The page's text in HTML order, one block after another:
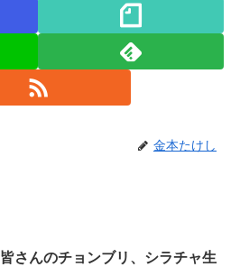
金本たけし
皆さんのチョンブリ、シラチャ生